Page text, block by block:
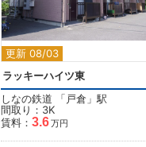
更新 08/03
ラッキーハイツ東
しなの鉄道 「戸倉 」駅
間取り：3K
賃料： 3.6万円